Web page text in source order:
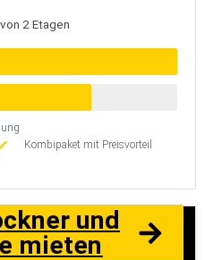
2 Etagen
Kombipaket mit Preisvorteil
und
mieten